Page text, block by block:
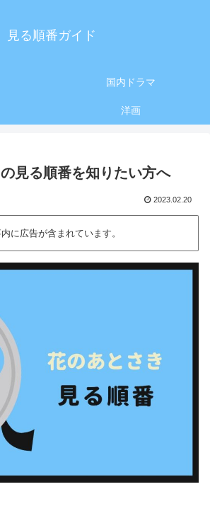
見る順番ガイド
国内ドラマ
洋画
見る順番を知りたい方へ
2023.02.20
に広告が含まれています。